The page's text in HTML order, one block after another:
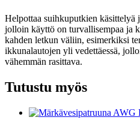
Helpottaa suihkuputkien käsittelyä
jolloin käyttö on turvallisempaa ja
kahden letkun väliin, esimerkiksi
ikkunalautojen yli vedettäessä,
vähemmän rasittava.
Tutustu myös